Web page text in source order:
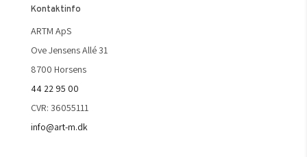
Kontaktinfo
ARTM ApS
Ove Jensens Allé 31
8700 Horsens
44 22 95 00
CVR: 36055111
info@art-m.dk